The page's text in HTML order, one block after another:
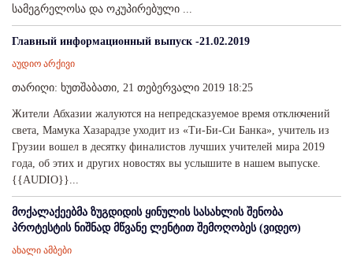
სამეგრელოსა და ოკუპირებული ...
Главный информационный выпуск -21.02.2019
აუდიო არქივი
თარიღი: ხუთშაბათი, 21 თებერვალი 2019 18:25
Жители Абхазии жалуются на непредсказуемое время отключений
света, Мамука Хазарадзе уходит из «Ти-Би-Си Банка», учитель из
Грузии вошел в десятку финалистов лучших учителей мира 2019
года, об этих и других новостях вы услышите в нашем выпуске.
{{AUDIO}}...
მოქალაქეებმა ზუგდიდის ყინულის სასახლის შენობა
პროტესტის ნიშნად მწვანე ლენტით შემოღობეს (ვიდეო)
ახალი ამბები